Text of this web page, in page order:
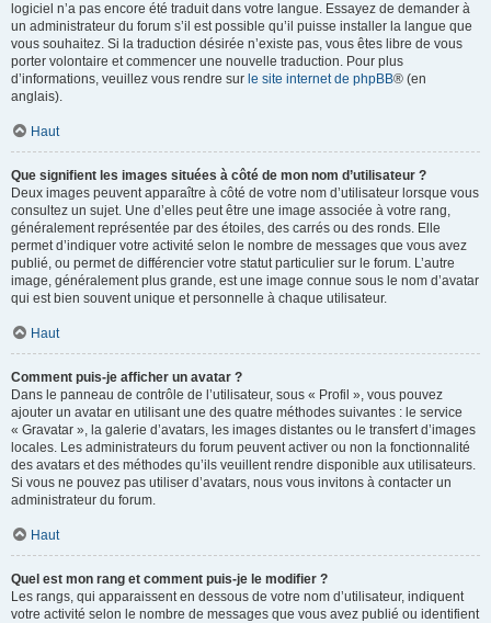
logiciel n’a pas encore été traduit dans votre langue. Essayez de demander à
un administrateur du forum s’il est possible qu’il puisse installer la langue que
vous souhaitez. Si la traduction désirée n’existe pas, vous êtes libre de vous
porter volontaire et commencer une nouvelle traduction. Pour plus
d’informations, veuillez vous rendre sur le site internet de phpBB® (en
anglais).
Haut
Que signifient les images situées à côté de mon nom d’utilisateur ?
Deux images peuvent apparaître à côté de votre nom d’utilisateur lorsque vous
consultez un sujet. Une d’elles peut être une image associée à votre rang,
généralement représentée par des étoiles, des carrés ou des ronds. Elle
permet d’indiquer votre activité selon le nombre de messages que vous avez
publié, ou permet de différencier votre statut particulier sur le forum. L’autre
image, généralement plus grande, est une image connue sous le nom d’avatar
qui est bien souvent unique et personnelle à chaque utilisateur.
Haut
Comment puis-je afficher un avatar ?
Dans le panneau de contrôle de l’utilisateur, sous « Profil », vous pouvez
ajouter un avatar en utilisant une des quatre méthodes suivantes : le service
« Gravatar », la galerie d’avatars, les images distantes ou le transfert d’images
locales. Les administrateurs du forum peuvent activer ou non la fonctionnalité
des avatars et des méthodes qu’ils veuillent rendre disponible aux utilisateurs.
Si vous ne pouvez pas utiliser d’avatars, nous vous invitons à contacter un
administrateur du forum.
Haut
Quel est mon rang et comment puis-je le modifier ?
Les rangs, qui apparaissent en dessous de votre nom d’utilisateur, indiquent
votre activité selon le nombre de messages que vous avez publié ou identifient